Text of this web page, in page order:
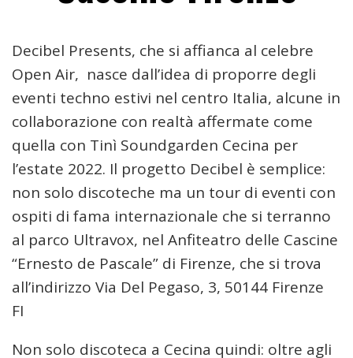
Decibel Presents, che si affianca al celebre
Open Air, nasce dall’idea di proporre degli
eventi techno estivi nel centro Italia, alcune in
collaborazione con realtà affermate come
quella con Tinì Soundgarden Cecina per
l’estate 2022. Il progetto Decibel è semplice:
non solo discoteche ma un tour di eventi con
ospiti di fama internazionale che si terranno
al parco Ultravox, nel Anfiteatro delle Cascine
“Ernesto de Pascale” di Firenze, che si trova
all’indirizzo Via Del Pegaso, 3, 50144 Firenze
FI
Non solo discoteca a Cecina quindi: oltre agli